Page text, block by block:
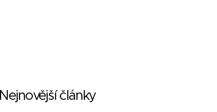
Nejnovější články